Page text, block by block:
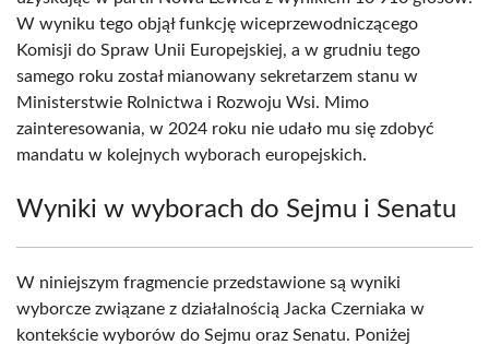
W wyniku tego objął funkcję wiceprzewodniczącego
Komisji do Spraw Unii Europejskiej, a w grudniu tego
samego roku został mianowany sekretarzem stanu w
Ministerstwie Rolnictwa i Rozwoju Wsi. Mimo
zainteresowania, w 2024 roku nie udało mu się zdobyć
mandatu w kolejnych wyborach europejskich.
Wyniki w wyborach do Sejmu i Senatu
W niniejszym fragmencie przedstawione są wyniki
wyborcze związane z działalnością Jacka Czerniaka w
kontekście wyborów do Sejmu oraz Senatu. Poniżej